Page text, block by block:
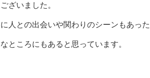
ざいました。
人との出会いや関わりのシーンもあった
ところにもあると思っています。